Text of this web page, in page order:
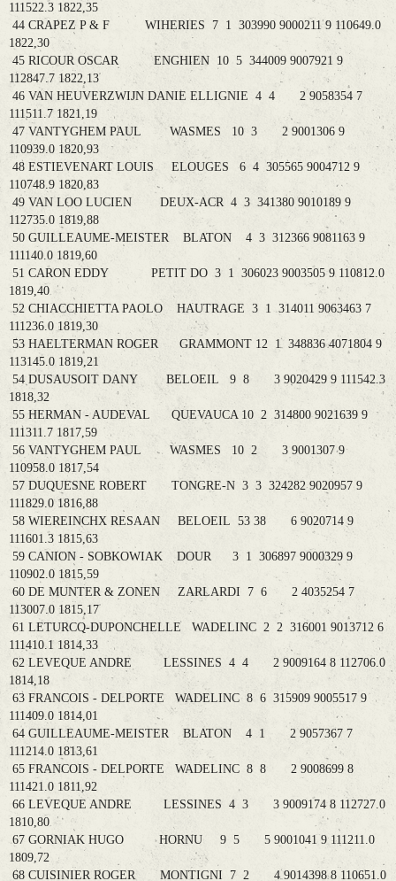
111522.3 1822,35
44 CRAPEZ P & F WIHERIES 7 1 303990 9000211 9 110649.0
1822,30
45 RICOUR OSCAR ENGHIEN 10 5 344009 9007921 9
112847.7 1822,13
46 VAN HEUVERZWIJN DANIE ELLIGNIE 4 4 2 9058354 7
111511.7 1821,19
47 VANTYGHEM PAUL WASMES 10 3 2 9001306 9
110939.0 1820,93
48 ESTIEVENART LOUIS ELOUGES 6 4 305565 9004712 9
110748.9 1820,83
49 VAN LOO LUCIEN DEUX-ACR 4 3 341380 9010189 9
112735.0 1819,88
50 GUILLEAUME-MEISTER BLATON 4 3 312366 9081163 9
111140.0 1819,60
51 CARON EDDY PETIT DO 3 1 306023 9003505 9 110812.0
1819,40
52 CHIACCHIETTA PAOLO HAUTRAGE 3 1 314011 9063463 7
111236.0 1819,30
53 HAELTERMAN ROGER GRAMMONT 12 1 348836 4071804 9
113145.0 1819,21
54 DUSAUSOIT DANY BELOEIL 9 8 3 9020429 9 111542.3
1818,32
55 HERMAN - AUDEVAL QUEVAUCA 10 2 314800 9021639 9
111311.7 1817,59
56 VANTYGHEM PAUL WASMES 10 2 3 9001307 9
110958.0 1817,54
57 DUQUESNE ROBERT TONGRE-N 3 3 324282 9020957 9
111829.0 1816,88
58 WIEREINCHX RESAAN BELOEIL 53 38 6 9020714 9
111601.3 1815,63
59 CANION - SOBKOWIAK DOUR 3 1 306897 9000329 9
110902.0 1815,59
60 DE MUNTER & ZONEN ZARLARDI 7 6 2 4035254 7
113007.0 1815,17
61 LETURCQ-DUPONCHELLE WADELINC 2 2 316001 9013712 6
111410.1 1814,33
62 LEVEQUE ANDRE LESSINES 4 4 2 9009164 8 112706.0
1814,18
63 FRANCOIS - DELPORTE WADELINC 8 6 315909 9005517 9
111409.0 1814,01
64 GUILLEAUME-MEISTER BLATON 4 1 2 9057367 7
111214.0 1813,61
65 FRANCOIS - DELPORTE WADELINC 8 8 2 9008699 8
111421.0 1811,92
66 LEVEQUE ANDRE LESSINES 4 3 3 9009174 8 112727.0
1810,80
67 GORNIAK HUGO HORNU 9 5 5 9001041 9 111211.0
1809,72
68 CUISINIER ROGER MONTIGNI 7 2 4 9014398 8 110651.0